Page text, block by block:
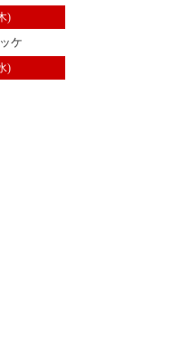
)
ケ
)